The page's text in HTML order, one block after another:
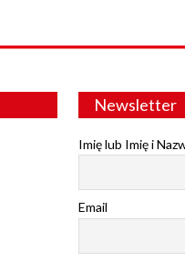
Newsletter
Imię lub Imię i
Email